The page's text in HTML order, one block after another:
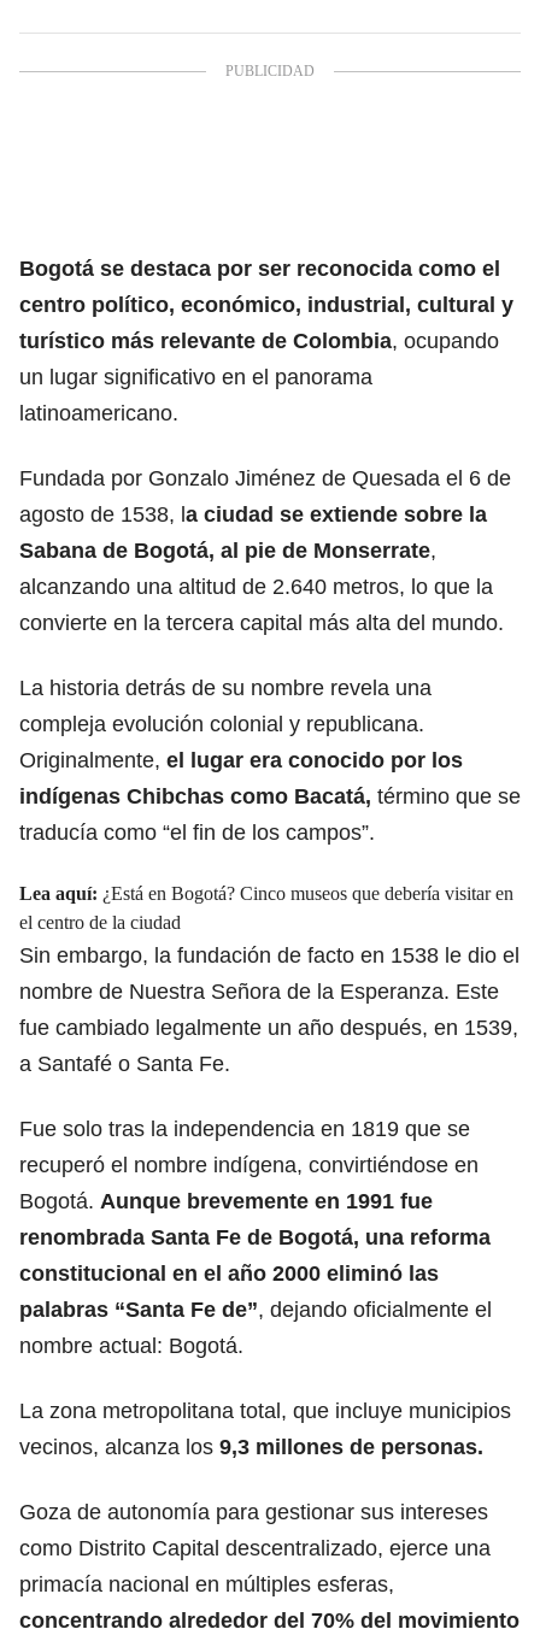
Bogotá se destaca por ser reconocida como el
centro político, económico, industrial, cultural y
turístico más relevante de Colombia, ocupando
un lugar significativo en el panorama
latinoamericano.
Fundada por Gonzalo Jiménez de Quesada el 6 de
agosto de 1538, la ciudad se extiende sobre la
Sabana de Bogotá, al pie de Monserrate,
alcanzando una altitud de 2.640 metros, lo que la
convierte en la tercera capital más alta del mundo.
La historia detrás de su nombre revela una
compleja evolución colonial y republicana.
Originalmente, el lugar era conocido por los
indígenas Chibchas como Bacatá, término que se
traducía como “el fin de los campos”.
Lea aquí: ¿Está en Bogotá? Cinco museos que debería visitar en
el centro de la ciudad
Sin embargo, la fundación de facto en 1538 le dio el
nombre de Nuestra Señora de la Esperanza. Este
fue cambiado legalmente un año después, en 1539,
a Santafé o Santa Fe.
Fue solo tras la independencia en 1819 que se
recuperó el nombre indígena, convirtiéndose en
Bogotá. Aunque brevemente en 1991 fue
renombrada Santa Fe de Bogotá, una reforma
constitucional en el año 2000 eliminó las
palabras “Santa Fe de”, dejando oficialmente el
nombre actual: Bogotá.
La zona metropolitana total, que incluye municipios
vecinos, alcanza los 9,3 millones de personas.
Goza de autonomía para gestionar sus intereses
como Distrito Capital descentralizado, ejerce una
primacía nacional en múltiples esferas,
concentrando alrededor del 70% del movimiento